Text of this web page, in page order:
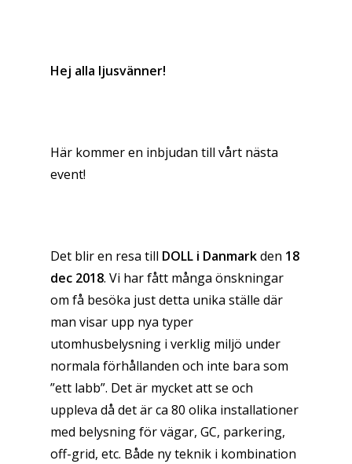
Hej alla ljusvänner!
Här kommer en inbjudan till vårt nästa
event!
Det blir en resa till DOLL i Danmarkden 18
dec 2018. Vi har fått många önskningar
om få besöka just detta unika ställe där
man visar upp nya typer
utomhusbelysning i verklig miljö under
normala förhållanden och inte bara som
”ett labb”. Det är mycket att se och
uppleva då det är ca 80 olika installationer
med belysning för vägar, GC, parkering,
off-grid, etc. Både ny teknik i kombination